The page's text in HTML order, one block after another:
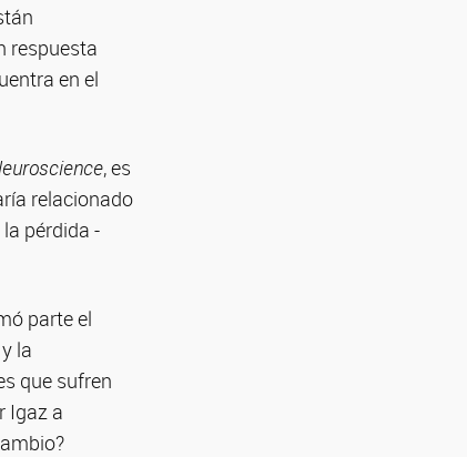
respuesta
en el
, es
relacionado
pérdida -
parte el
la
que sufren
Igaz a